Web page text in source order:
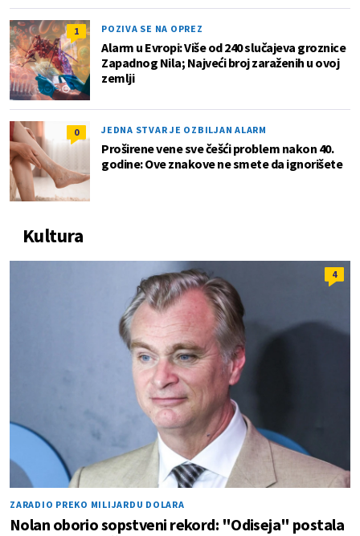
1 POZIVA SE NA OPREZ
Alarm u Evropi: Više od 240 slučajeva groznice
Zapadnog Nila; Najveći broj zaraženih u ovoj
zemlji
0 JEDNA STVAR JE OZBILJAN ALARM
Proširene vene sve češći problem nakon 40.
godine: Ove znakove ne smete da ignorišete
Kultura
4
ZARADIO PREKO MILIJARDU DOLARA
Nolan oborio sopstveni rekord: "Odiseja" postala